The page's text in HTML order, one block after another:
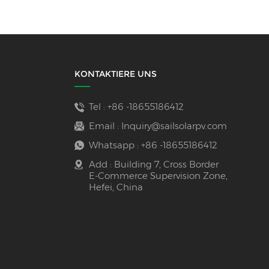
KONTAKTIERE UNS
Tel : +86 -18655186412
Email : Inquiry@sailsolarpv.com
Whatsapp : +86 -18655186412
Add : Building 7, Cross Border
E-Commerce Supervision Zone,
Hefei, China